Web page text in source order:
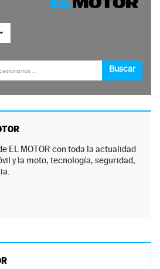
EL MOTOR con toda la actualidad
y la moto, tecnología, seguridad,